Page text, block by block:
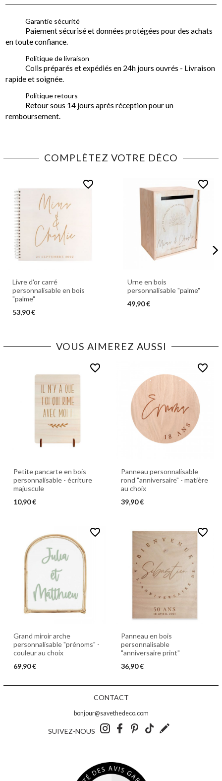
Garantie sécurité
Paiement sécurisé et données protégées pour des achats
en toute confiance.
Politique de livraison
Colis préparés et expédiés en 24h jours ouvrés - Livraison
rapide et soignée.
Politique retours
Retour sous 14 jours après réception pour un
remboursement.
COMPLÉTEZ VOTRE DÉCO
favorite_border
Livre d'or carré
personnalisable en bois
"palme"
53,90 €
favorite_border
Urne en bois
personnalisable "palme"
49,90 €
VOUS AIMEREZ AUSSI
favorite_border
Petite pancarte en bois
personnalisable - écriture
majuscule
10,90 €
favorite_border
Panneau personnalisable
rond "anniversaire" - matière
au choix
39,90 €
favorite_border
Grand miroir arche
personnalisable "prénoms" -
couleur au choix
69,90 €
favorite_border
Panneau en bois
personnalisable
"anniversaire print"
36,90 €
CONTACT
bonjour@savethedeco.com
SUIVEZ-NOUS